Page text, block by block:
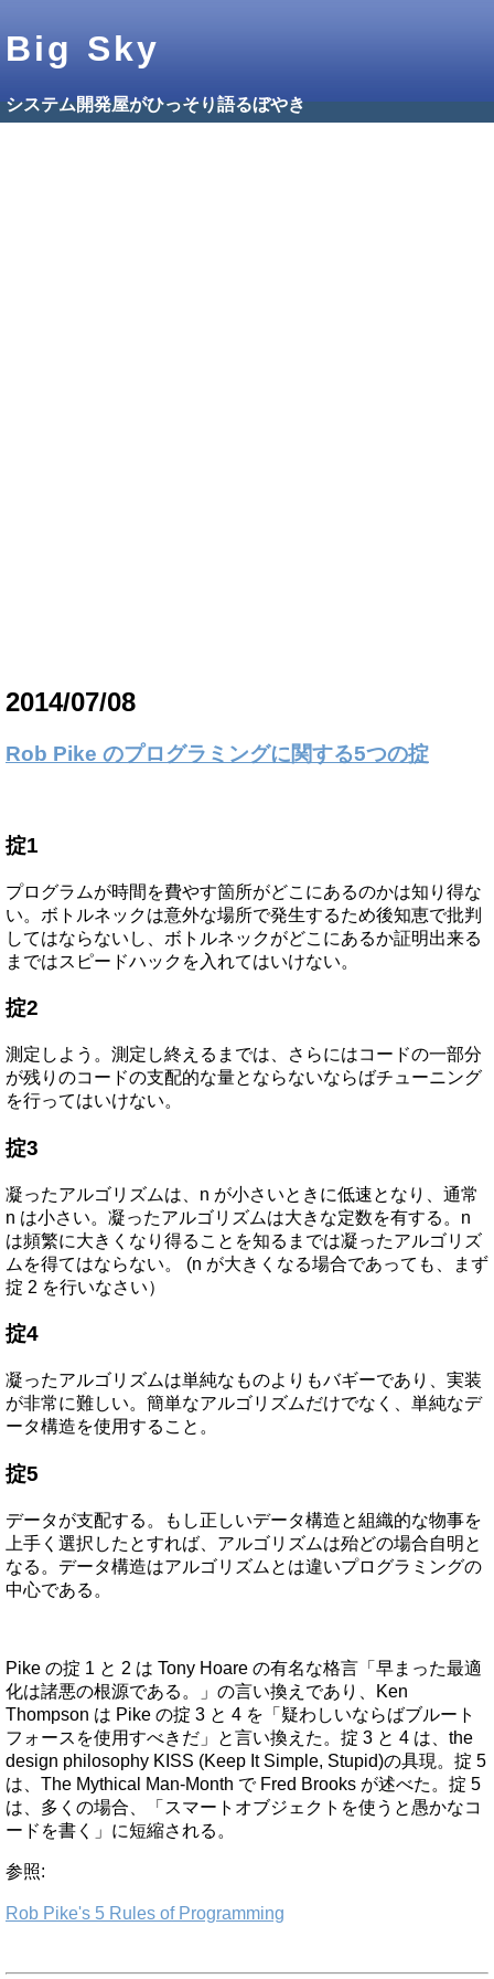
Big Sky
システム開発屋がひっそり語るぼやき
2014/07/08
Rob Pike のプログラミングに関する5つの掟
掟1
プログラムが時間を費やす箇所がどこにあるのかは知り得な
い。ボトルネックは意外な場所で発生するため後知恵で批判
してはならないし、ボトルネックがどこにあるか証明出来る
まではスピードハックを入れてはいけない。
掟2
測定しよう。測定し終えるまでは、さらにはコードの一部分
が残りのコードの支配的な量とならないならばチューニング
を行ってはいけない。
掟3
凝ったアルゴリズムは、n が小さいときに低速となり、通常
n は小さい。凝ったアルゴリズムは大きな定数を有する。n
は頻繁に大きくなり得ることを知るまでは凝ったアルゴリズ
ムを得てはならない。 (n が大きくなる場合であっても、まず
掟 2 を行いなさい）
掟4
凝ったアルゴリズムは単純なものよりもバギーであり、実装
が非常に難しい。簡単なアルゴリズムだけでなく、単純なデ
ータ構造を使用すること。
掟5
データが支配する。もし正しいデータ構造と組織的な物事を
上手く選択したとすれば、アルゴリズムは殆どの場合自明と
なる。データ構造はアルゴリズムとは違いプログラミングの
中心である。
Pike の掟 1 と 2 は Tony Hoare の有名な格言「早まった最適
化は諸悪の根源である。」の言い換えであり、Ken
Thompson は Pike の掟 3 と 4 を「疑わしいならばブルート
フォースを使用すべきだ」と言い換えた。掟 3 と 4 は、the
design philosophy KISS (Keep It Simple, Stupid)の具現。掟 5
は、The Mythical Man-Month で Fred Brooks が述べた。掟 5
は、多くの場合、「スマートオブジェクトを使うと愚かなコ
ードを書く」に短縮される。
参照:
Rob Pike's 5 Rules of Programming